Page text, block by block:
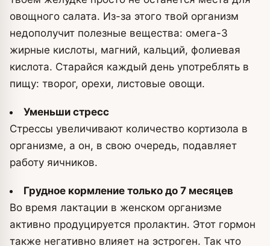
овощного салата. Из-за этого твой организм
недополучит полезные вещества: омега-3
жирные кислоты, магний, кальций, фолиевая
кислота. Старайся каждый день употреблять в
пищу: творог, орехи, листовые овощи.
Уменьши стресс
Стрессы увеличивают количество кортизола в
организме, а он, в свою очередь, подавляет
работу яичников.
Грудное кормление только до 7 месяцев
Во время лактации в женском организме
активно продуцируется пролактин. Этот гормон
также негативно влияет на эстроген. Так что